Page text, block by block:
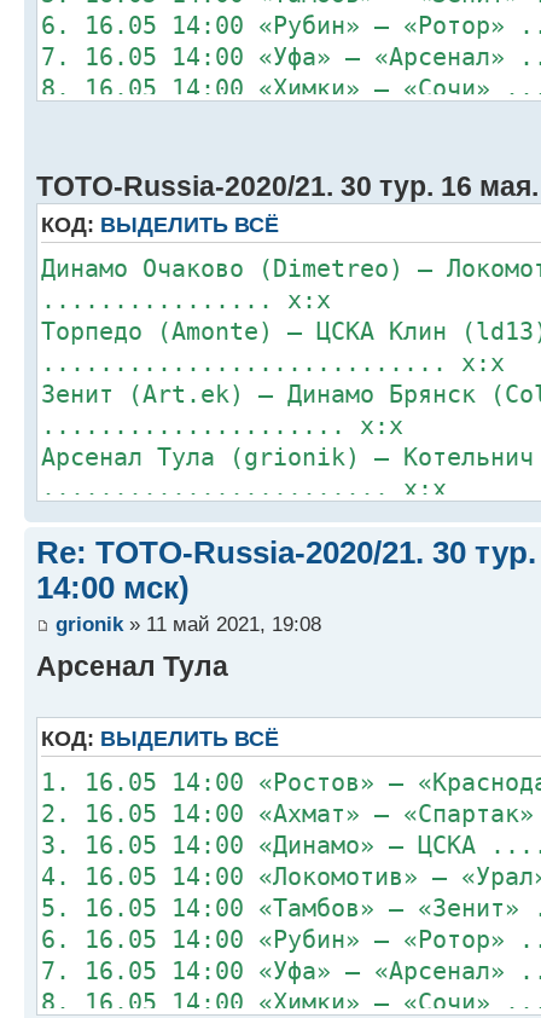
6. 16.05 14:00 «Рубин» –
7. 16.05 14:00 «Уфа» –
8. 16.05 14:00 «Химки» –
TOTO-Russia-2020/21. 30 тур. 16
КОД: ВЫДЕЛИТЬ ВСЁ
Динамо Очаково (Dimetreo) –
................ x:x
Торпедо (Amonte) – ЦСКА Клин
............................ x:x
Зенит (Art.ek) – Динамо Брянск
..................... x:x
Арсенал Тула (grionik) – Котельнич
........................ x:x
Лада (serjoT) – Долгопрудный
........................... x:x
Ротор (Veprz) – Динамо Вологда
....................... x:x
ЦСКА-91 (Mister) – ЦСКА (Orion)
................................
(Mihagawa) .. x:x
Re: TOTO-Russia-2020/21. 30
14:00 мск)
grionik » 11 май 2021, 19:08
Арсенал Тула
КОД: ВЫДЕЛИТЬ ВСЁ
1. 16.05 14:00 «Ростов» –
2. 16.05 14:00 «Ахмат» –
3. 16.05 14:00 «Динамо» –
4. 16.05 14:00 «Локомотив» –
5. 16.05 14:00 «Тамбов» –
6. 16.05 14:00 «Рубин» –
7. 16.05 14:00 «Уфа» –
8. 16.05 14:00 «Химки» –